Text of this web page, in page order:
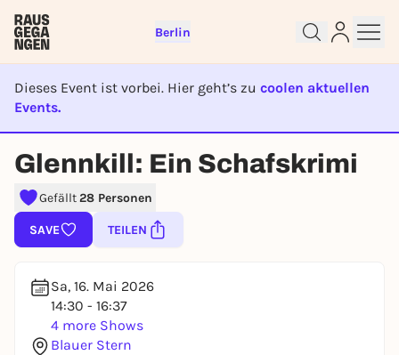
Berlin
Dieses Event ist vorbei. Hier geht’s zu coolen aktuellen
Events.
EVENT IST BEENDET
Glennkill: Ein Schafskrimi
Gefällt28 Personen
SAVE TEILEN
Sa, 16. Mai 2026
14:30 - 16:37
4 more Shows
Blauer Stern
Sign up for free and get started
right away
To like events, follow pages, or participate in
lotteries, you need a free Rausgegangen account.
You already have an account?